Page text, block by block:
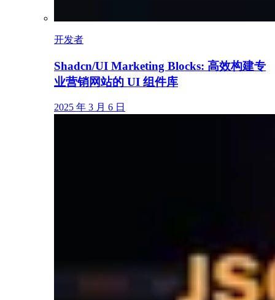
开发者
Shadcn/UI Marketing Blocks: 高效构建专
业营销网站的 UI 组件库
2025 年 3 月 6 日